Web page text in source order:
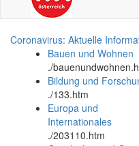
Coronavirus: Aktuelle
Bauen und Wohnen
./
Bildung und
./133.htm
Europa und
Internationales
./203110.htm